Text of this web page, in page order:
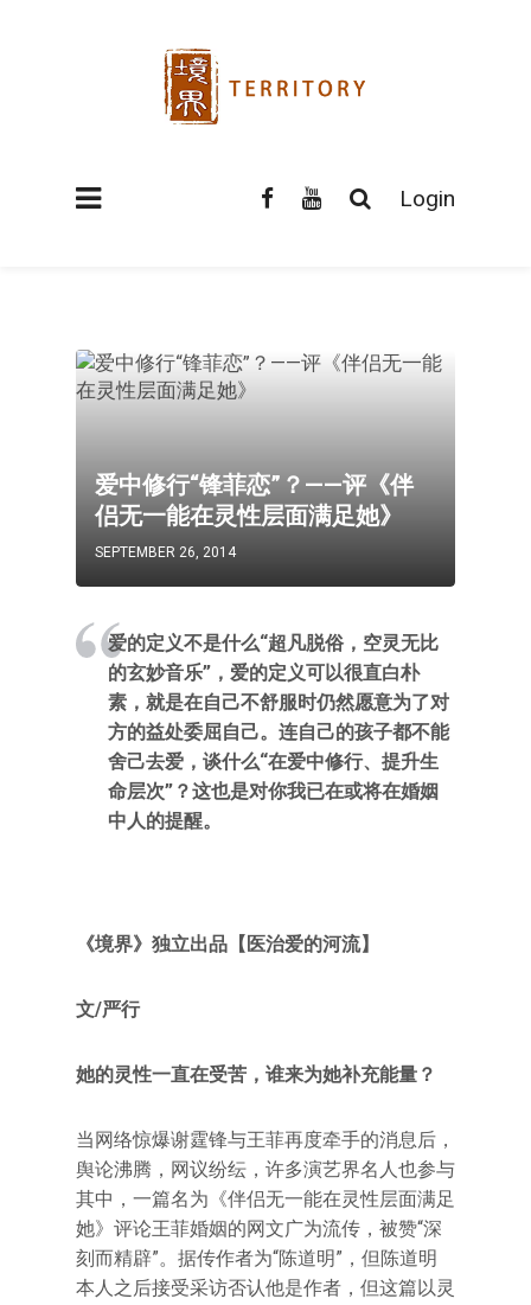
Login
爱中修行“锋菲恋”？——评《伴
侣无一能在灵性层面满足她》
SEPTEMBER 26, 2014
爱的定义不是什么“超凡脱俗，空灵无比
的玄妙音乐”，爱的定义可以很直白朴
素，就是在自己不舒服时仍然愿意为了对
方的益处委屈自己。连自己的孩子都不能
舍己去爱，谈什么“在爱中修行、提升生
命层次”？这也是对你我已在或将在婚姻
中人的提醒。
《境界》独立出品【医治爱的河流】
文/严行
她的灵性一直在受苦，谁来为她补充能量？
当网络惊爆谢霆锋与王菲再度牵手的消息后，
舆论沸腾，网议纷纭，许多演艺界名人也参与
其中，一篇名为《伴侣无一能在灵性层面满足
她》评论王菲婚姻的网文广为流传，被赞“深
刻而精辟”。据传作者为“陈道明”，但陈道明
本人之后接受采访否认他是作者，但这篇以灵